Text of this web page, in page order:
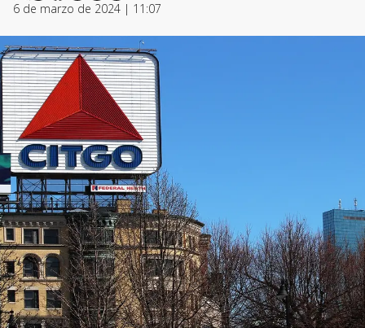
6 de marzo de 2024 | 11:07